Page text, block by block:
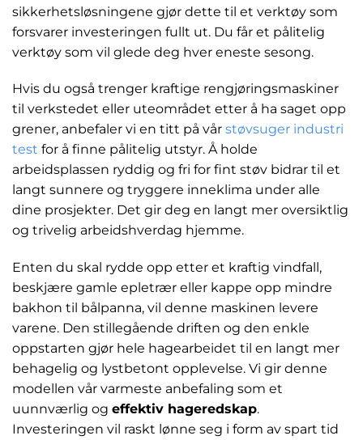
sikkerhetsløsningene gjør dette til et verktøy som
forsvarer investeringen fullt ut. Du får et pålitelig
verktøy som vil glede deg hver eneste sesong.
Hvis du også trenger kraftige rengjøringsmaskiner
til verkstedet eller uteområdet etter å ha saget opp
grener, anbefaler vi en titt på vår støvsuger industri
test for å finne pålitelig utstyr. Å holde
arbeidsplassen ryddig og fri for fint støv bidrar til et
langt sunnere og tryggere inneklima under alle
dine prosjekter. Det gir deg en langt mer oversiktlig
og trivelig arbeidshverdag hjemme.
Enten du skal rydde opp etter et kraftig vindfall,
beskjære gamle epletrær eller kappe opp mindre
bakhon til bålpanna, vil denne maskinen levere
varene. Den stillegående driften og den enkle
oppstarten gjør hele hagearbeidet til en langt mer
behagelig og lystbetont opplevelse. Vi gir denne
modellen vår varmeste anbefaling som et
uunnværlig og effektiv hageredskap.
Investeringen vil raskt lønne seg i form av spart tid